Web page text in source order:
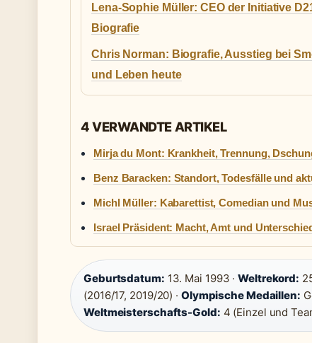
Lena-Sophie Müller: CEO der Initiative
Biografie
Chris Norman: Biografie, Ausstieg bei
und Leben heute
4 VERWANDTE ARTIKEL
Mirja du Mont: Krankheit, Trennung,
Benz Baracken: Standort, Todesfälle und
Michl Müller: Kabarettist, Comedian und
Israel Präsident: Macht, Amt und
Geburtsdatum: 13. Mai 1993 ·Weltrekord:
(2016/17, 2019/20) · Olympische Medaillen:
Weltmeisterschafts-Gold: 4 (Einzel und